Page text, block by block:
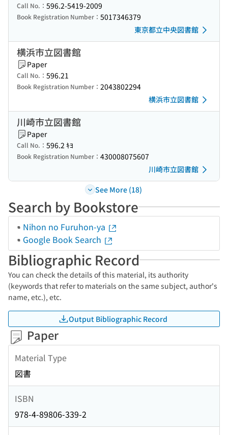
Call No.： 596.2-5419-2009
Book Registration Number： 5017346379
東京都立中央図書館
横浜市立図書館
Paper
Call No.： 596.21
Book Registration Number： 2043802294
横浜市立図書館
川崎市立図書館
Paper
Call No.： 596.2 ｷﾖ
Book Registration Number： 430008075607
川崎市立図書館
See More (18)
Search by Bookstore
Nihon no Furuhon-ya
Google Book Search
Bibliographic Record
You can check the details of this material, its authority
(keywords that refer to materials on the same subject, author's
name, etc.), etc.
Output Bibliographic Record
Paper
Material Type
図書
ISBN
978-4-89806-339-2